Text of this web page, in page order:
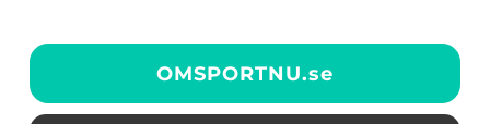
OMSPORTNU.se